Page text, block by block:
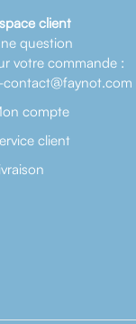
client
question
votre commande :
contact@faynot.com
compte
client